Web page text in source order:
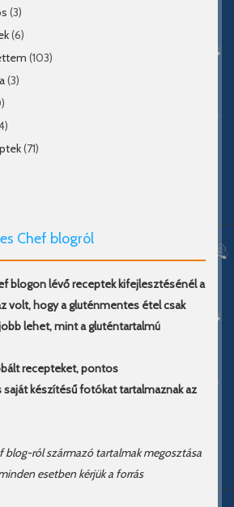
(3)
(6)
(103)
(3)
(71)
Chef blogról
blogon lévő receptek kifejlesztésénél a
volt, hogy a gluténmentes étel csak
lehet, mint a gluténtartalmú
recepteket, pontos
saját készítésű fotókat tartalmaznak az
blog-ról származó tartalmak megosztása
esetben kérjük a forrás